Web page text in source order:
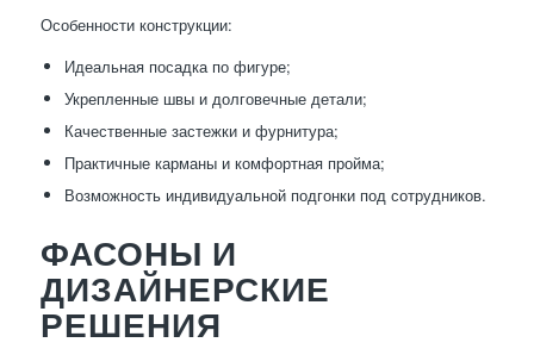
Особенности конструкции:
Идеальная посадка по фигуре;
Укрепленные швы и долговечные детали;
Качественные застежки и фурнитура;
Практичные карманы и комфортная пройма;
Возможность индивидуальной подгонки под сотрудников.
ФАСОНЫ И
ДИЗАЙНЕРСКИЕ
РЕШЕНИЯ